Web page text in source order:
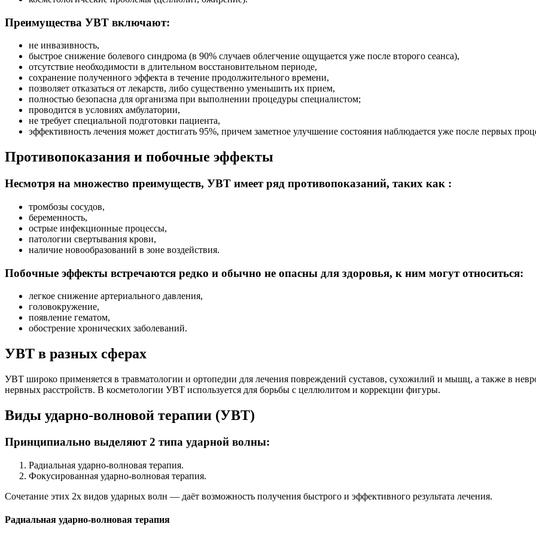
Преимущества УВТ включают:
не инвазивность,
быстрое снижение болевого синдрома (в 90% случаев облегчение ощущается уже после второго сеанса),
отсутствие необходимости в длительном восстановительном периоде,
сохранение полученного эффекта в течение продолжительного времени,
позволяет отказаться от лекарств, либо существенно уменьшить их прием,
полностью безопасна для организма при выполнении процедуры специалистом;
проводится в условиях амбулатории,
не требует специальной подготовки пациента,
эффективность лечения может достигать 95%, причем заметное улучшение состояния наблюдается уже после первых
Противопоказания и побочные эффекты
Несмотря на множество преимуществ, УВТ имеет ряд противопоказаний, таких как :
тромбозы сосудов,
беременность,
острые инфекционные процессы,
патологии свертывания крови,
наличие новообразований в зоне воздействия.
Побочные эффекты встречаются редко и обычно не опасны для здоровья, к ним могут относиться:
легкое снижение артериального давления,
головокружение,
появление гематом,
обострение хронических заболеваний.
УВТ в разных сферах
УВТ широко применяется в травматологии и ортопедии для лечения повреждений суставов, сухожилий и мышц, а также в
нервных расстройств. В косметологии УВТ используется для борьбы с целлюлитом и коррекции фигуры.
Виды ударно-волновой терапии (УВТ)
Принципиально выделяют 2 типа ударной волны:
Радиальная ударно-волновая терапия.
Фокусированная ударно-волновая терапия.
Сочетание этих 2х видов ударных волн — даёт возможность получения быстрого и эффективного результата лечения.
Радиальная ударно-волновая терапия